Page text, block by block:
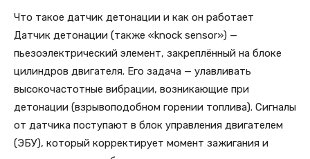
Что такое датчик детонации и как он работает
Датчик детонации (также «knock sensor») —
пьезоэлектрический элемент, закреплённый на блоке
цилиндров двигателя. Его задача — улавливать
высокочастотные вибрации, возникающие при
детонации (взрывоподобном горении топлива). Сигналы
от датчика поступают в блок управления двигателем
(ЭБУ), который корректирует момент зажигания и